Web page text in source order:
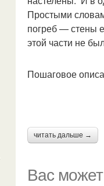
Простыми
погреб — стены
этой части не
Пошаговое
читать дальше →
Вас